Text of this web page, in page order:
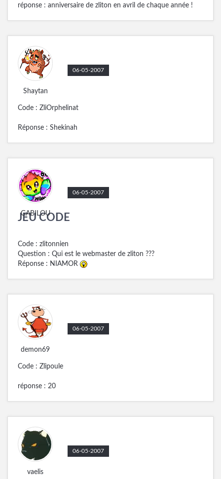
réponse : anniversaire de zliton en avril de chaque année !
06-05-2007
Shaytan
Code : ZliOrphelinat
Réponse : Shekinah
JEU CODE
06-05-2007
GABILOU
Code : zlitonnien
Question : Qui est le webmaster de zliton ???
Réponse : NIAMOR
06-05-2007
demon69
Code : Zlipoule
réponse : 20
06-05-2007
vaelis